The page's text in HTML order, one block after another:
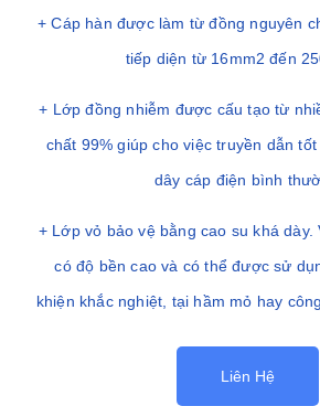
+ Cáp hàn được làm từ đồng nguyên
tiếp diện từ 16mm2 đến
+ Lớp đồng nhiễm được cấu tạo từ
chất 99% giúp cho việc truyền dẫn
dây cáp điện bình
+ Lớp vỏ bảo vệ bằng cao su khá dày.
có độ bền cao và có thể được sử
khiện khắc nghiệt, tại hầm mỏ hay
Liên Hệ